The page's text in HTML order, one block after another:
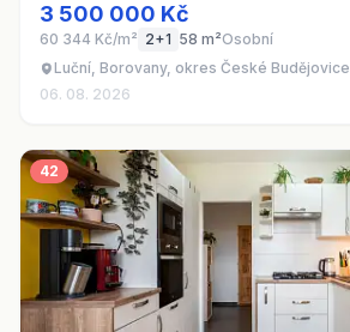
3 500 000 Kč
60 344 Kč/m² 2+1 58 m²Osobní
Luční, Borovany, okres České Budějovice
06. 08. 2026
42